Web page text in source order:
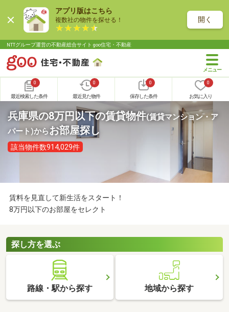
アプリ版はこちら
複数社の物件を探せる！ 開く
NTTグループ運営の不動産総合サイト goo住宅・不動産
0
最近検索した条件
0
最近見た物件
0
保存した条件
0
お気に入り
兵庫県の8万円以下の賃貸物件(賃貸マンション・ア
パート)からお部屋探し
該当物件数914,029件
賃料を見直して新生活をスタート！
8万円以下のお部屋をセレクト
探し方を選ぶ
路線・駅から探す 地域から探す